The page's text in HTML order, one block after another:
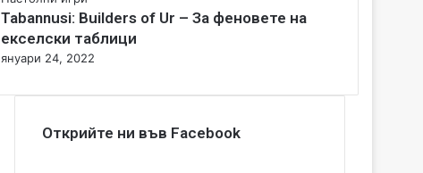
l
o
s
Tabannusi: Builders of Ur – За феновете на
екселски таблици
януари 24, 2022
Открийте ни във Facebook